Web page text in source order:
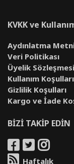
KVKK ve
Aydınlatma
Veri Politikası
Üyelik Sözleşmesi
Kullanım Koşulları
Gizlilik Koşulları
Kargo ve İade
BİZİ TAKİP EDİN
Haftalık